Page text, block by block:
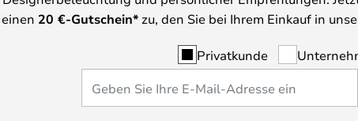
einen 20 €-Gutschein*zu, den Sie bei Ihrem Einkauf in
Privatkunde